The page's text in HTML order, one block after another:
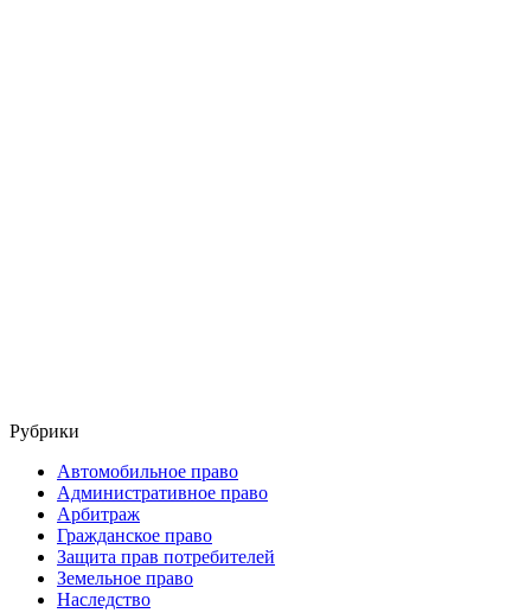
Рубрики
Автомобильное право
Административное право
Арбитраж
Гражданское право
Защита прав потребителей
Земельное право
Наследство